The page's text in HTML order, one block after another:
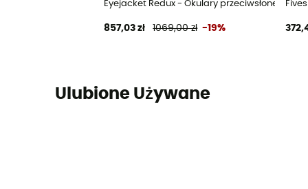
Eyejacket Redux - Okulary przeciwsłoneczne
857,03 zł 1069,00 zł -19%
Ulubione Używane